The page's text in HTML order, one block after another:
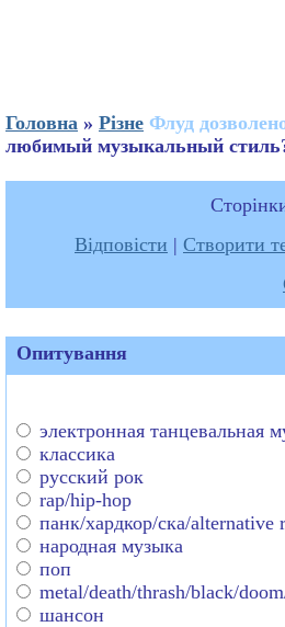
Головна » Різне Флуд
любимый музыкальный
Відповісти | Створити
Опитування
электронная танцевальная
классика
русский рок
rap/hip-hop
панк/хардкор/ска/alternative
народная музыка
поп
metal/death/thrash/black/
шансон